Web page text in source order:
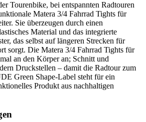
Tourenbike, bei entspannten Radtouren
Matera 3/4 Fahrrad Tights für
Sie überzeugen durch einen
Material und das integrierte
das selbst auf längeren Strecken für
sorgt. Die Matera 3/4 Fahrrad Tights für
an den Körper an; Schnitt und
Druckstellen – damit die Radtour zum
Green Shape-Label steht für ein
Produkt aus nachhaltigen